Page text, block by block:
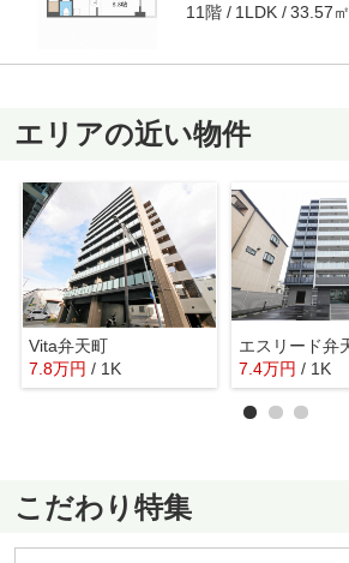
11階 1LDK 33.57㎡
エリアの近い物件
Vita弁天町
7.8万円 / 1K
7.4万円 / 1K
こだわり特集